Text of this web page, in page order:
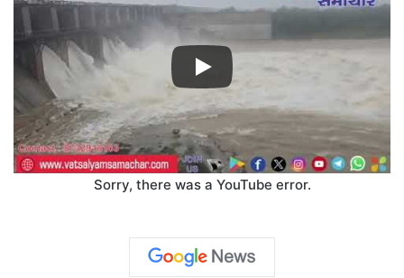
Sorry, there was a YouTube error.